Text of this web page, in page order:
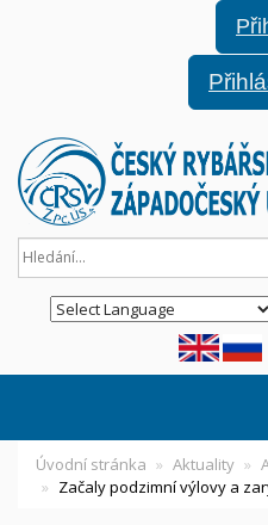
Úvodní stránka Aktuality
Začaly podzimní výlovy a